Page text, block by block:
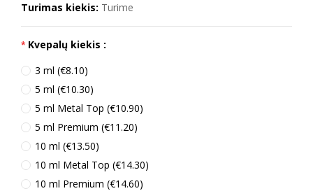
Turimas kiekis: Turime
Kvepalų kiekis :
3 ml (€8.10)
5 ml (€10.30)
5 ml Metal Top (€10.90)
5 ml Premium (€11.20)
10 ml (€13.50)
10 ml Metal Top (€14.30)
10 ml Premium (€14.60)